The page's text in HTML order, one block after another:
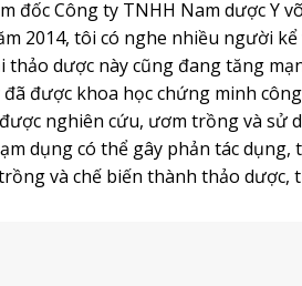
đốc Công ty TNHH Nam dược Y
2014, tôi có nghe nhiều người
thảo dược này cũng đang tăng
được khoa học chứng minh
nghiên cứu, ươm trồng và sử
dụng có thể gây phản tác dụng,
và chế biến thành thảo dược,